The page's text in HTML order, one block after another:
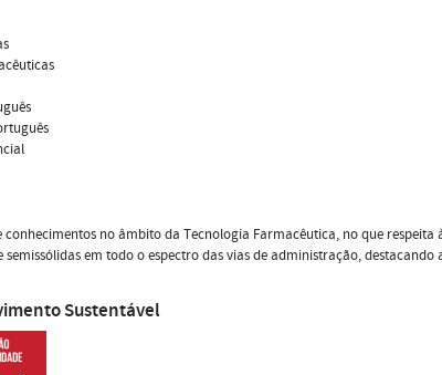
conhecimentos no âmbito da Tecnologia Farmacêutica, no que
em todo o espectro das vias de administração, destacando
Sustentável